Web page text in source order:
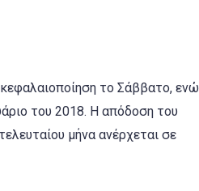
το Σάββατο, ενώ
του 2018. Η απόδοση του
μήνα ανέρχεται σε